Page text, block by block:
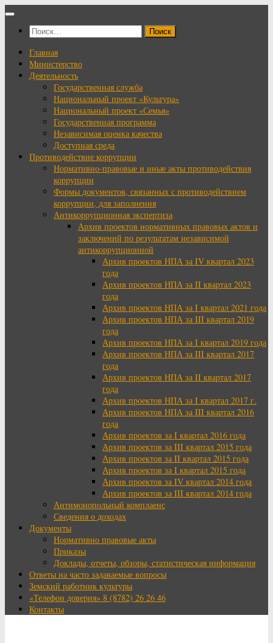
Перейти
содержимому
Найти:
Главная
Министерство
Деятельность
Государственная служба
Национальный проект «Культура»
Национальный проект «Семья»
Государственная программа
Независимая оценка качества
Доступная среда
Противодействие коррупции
Нормативно-правовые и иные акты противодействия
коррупции
Формы документов, связанных с противодействием
коррупции, для заполнения
Антикоррупционная экспертиза
Архив проектов нормативных правовых актов и
заключений по результатам независимой
антикоррупционной
Архив проектов НПА за IV квартал 2023
года
Архив проектов НПА за II квартал 2023
года
Архив проектов НПА за I квартал 2021 года
Архив проектов НПА за III квартал 2019
года
Архив проектов НПА за I квартал 2019 года
Архив проектов НПА за III квартал 2017
года
Архив проектов НПА за II квартал 2017
года
Архив проектов НПА за I квартал 2017 г.
Архив проектов НПА за III квартал 2016
года
Архив проектов за I квартал 2016 года
Архив проектов за III квартал 2015 года
Архив проектов за II квартал 2015 года
Архив проектов за I квартал 2015 года
Архив проектов за IV квартал 2014 года
Архив проектов за III квартал 2014 года
Антимонопольный комплаенс
Сведения о доходах
Документы
Нормативно правовые акты
Приказы
Доклады, отчеты, обзоры, статистическая информация
Ответы на часто задаваемые вопросы
Земский работник культуры
«Телефон доверия» 8 (8782) 26 26 46
Контакты